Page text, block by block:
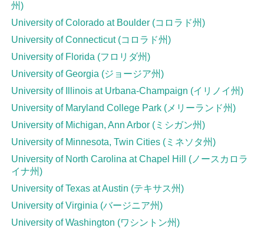
州)
University of Colorado at Boulder (コロラド州)
University of Connecticut (コロラド州)
University of Florida (フロリダ州)
University of Georgia (ジョージア州)
University of Illinois at Urbana-Champaign (イリノイ州)
University of Maryland College Park (メリーランド州)
University of Michigan, Ann Arbor (ミシガン州)
University of Minnesota, Twin Cities (ミネソタ州)
University of North Carolina at Chapel Hill (ノースカロラ
イナ州)
University of Texas at Austin (テキサス州)
University of Virginia (バージニア州)
University of Washington (ワシントン州)